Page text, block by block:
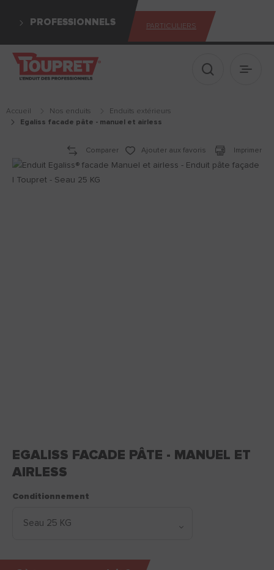
PROFESSIONNELS PARTICULIERS
Afficher le
Accueil Nos enduits
enduits extérieurs
egaliss facade pâte - manuel et airless
Comparer Ajouter aux favoris Imprimer
EGALISS FACADE PÂTE - MANUEL ET
AIRLESS
Conditionnement